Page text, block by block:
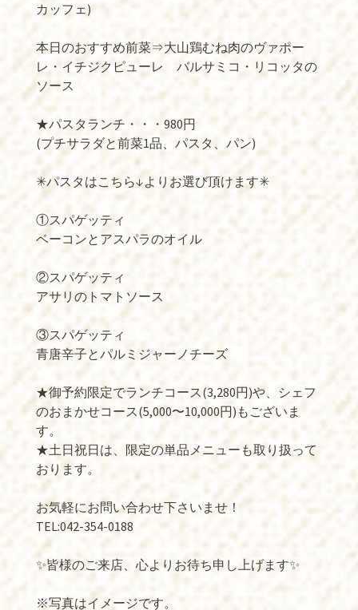
カッフェ)
本日のおすすめ前菜⇒大山鶏むね肉のヴァポー
レ・イチジクピューレ バルサミコ・リコッタの
ソース
★パスタランチ・・・980円
(プチサラダと前菜1品、パスタ、パン)
✳︎パスタはこちら↓よりお選び頂けます✳︎
①スパゲッティ
ベーコンとアスパラのオイル
②スパゲッティ
アサリのトマトソース
③スパゲッティ
青唐辛子とパルミジャーノチーズ
★御予約限定でランチコース(3,280円)や、シェフ
のおまかせコース(5,000〜10,000円)もございま
す。
★土日祝日は、限定の単品メニューも取り扱って
おります。
お気軽にお問い合わせ下さいませ！
TEL:042-354-0188
✨皆様のご来店、心よりお待ち申し上げます✨
※写真はイメージです。